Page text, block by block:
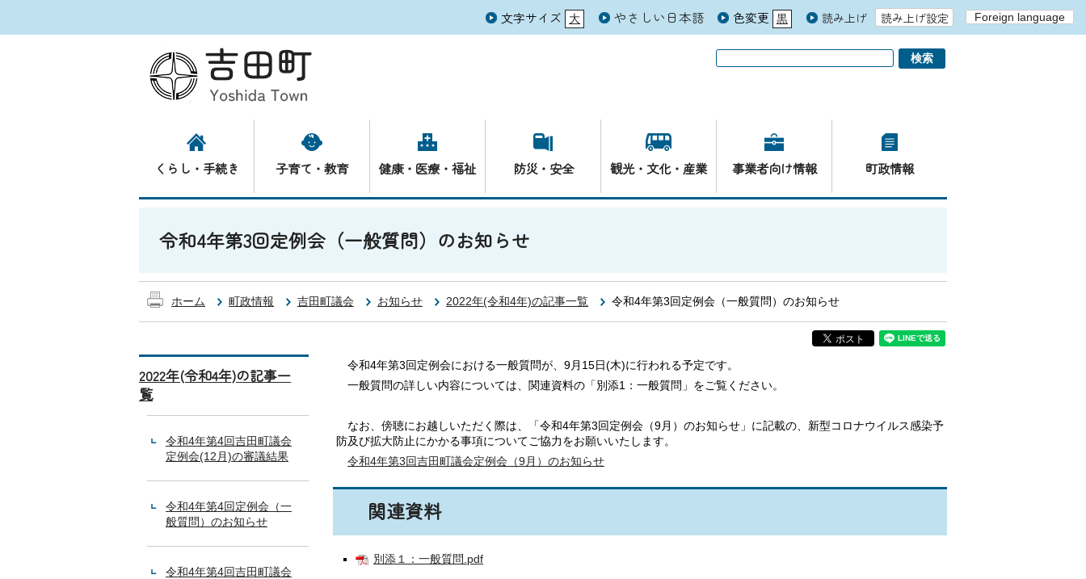
文字サイズ 大
元 やさしい日本語 色変更 黒
青
白 読み上げ 読み上げ設定 Foreign language
くらし・手続き 子育て・教育 健康・医療・福祉 防災・安全 観光・文化・産業 事業者向け情報 町政情報
令和4年第3回定例会（一般質問）のお知らせ
ホーム 町政情報 吉田町議会 お知らせ 2022年(令和4年)の記事一覧 令和4年第3回定例会（一般質問）のお知らせ
2022年(令和4年)の記事一
覧
令和4年第4回吉田町議会
定例会(12月)の審議結果
令和4年第4回定例会（一
般質問）のお知らせ
令和4年第4回吉田町議会
令和4年第3回定例会における一般質問が、9月15日(木)に行われる予定です。
一般質問の詳しい内容については、関連資料の「別添1：一般質問」をご覧ください。
なお、傍聴にお越しいただく際は、「令和4年第3回定例会（9月）のお知らせ」に記載の、新型コロナウイルス感染予
防及び拡大防止にかかる事項についてご協力をお願いいたします。
令和4年第3回吉田町議会定例会（9月）のお知らせ
関連資料
別添１：一般質問.pdf